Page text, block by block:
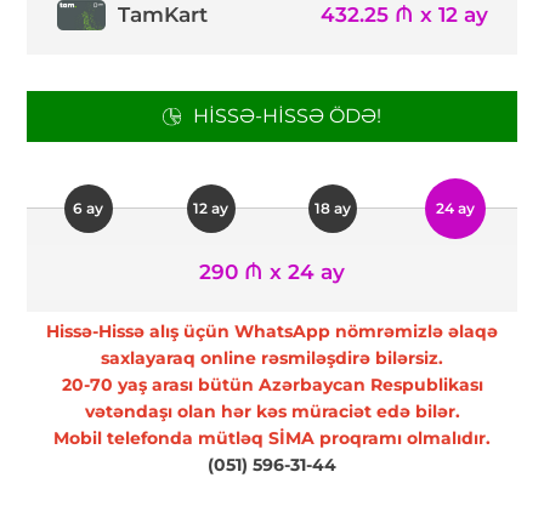
TamKart 432.25 ₼ x 12 ay
HISSƏ-HISSƏ ÖDƏ!
6 ay 12 ay 18 ay 24 ay
290 ₼ x 24 ay
Hissə-Hissə alış üçün WhatsApp nömrəmizlə əlaqə
saxlayaraq online rəsmiləşdirə bilərsiz.
20-70 yaş arası bütün Azərbaycan Respublikası
vətəndaşı olan hər kəs müraciət edə bilər.
Mobil telefonda mütləq SİMA proqramı olmalıdır.
(051) 596-31-44